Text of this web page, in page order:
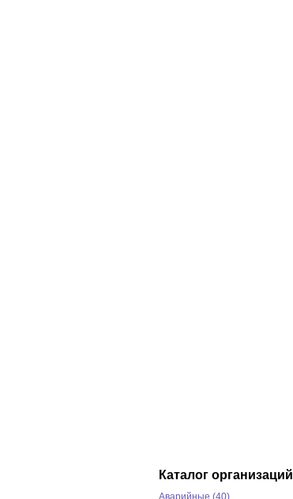
Каталог организаций
Аварийные (40)